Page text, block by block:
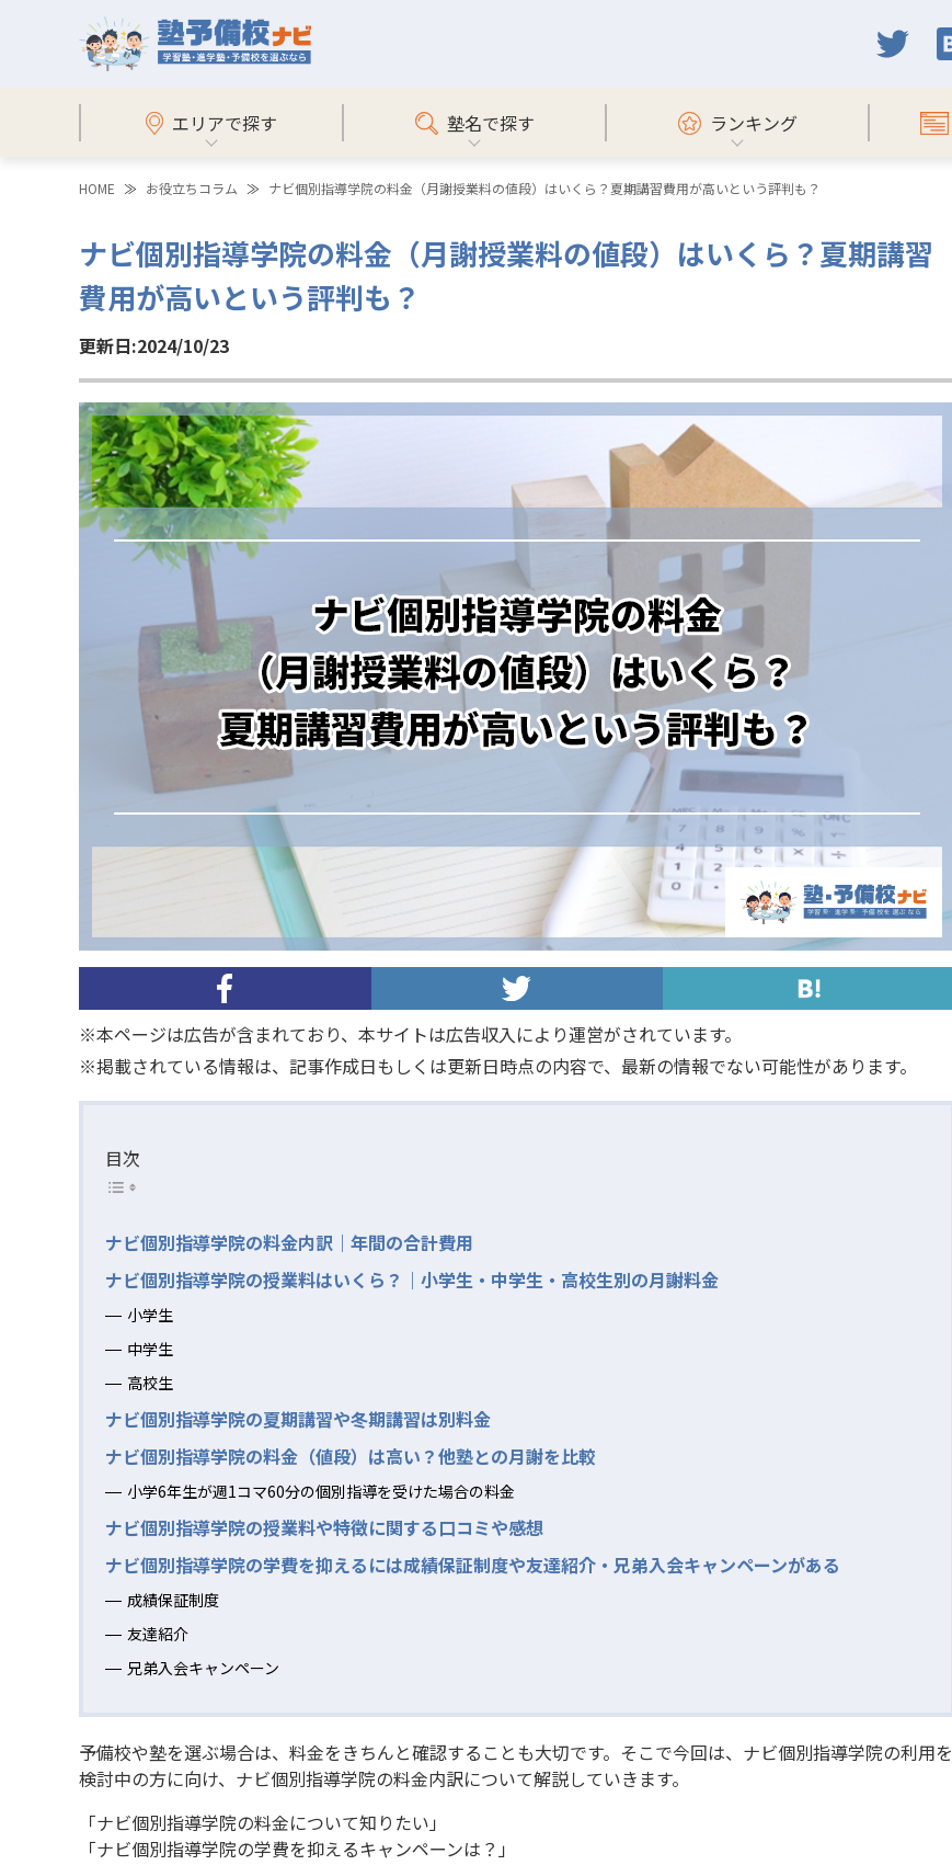
エリアで探す 塾名で探す ランキング
HOME お役立ちコラム ナビ個別指導学院の料金（月謝授業料の値段）はいくら？夏期講習費用が高いという評判も？
ナビ個別指導学院の料金（月謝授業料の値段）はいくら？夏期講習
費用が高いという評判も？
更新日:2024/10/23
※本ページは広告が含まれており、本サイトは広告収入により運営がされています。
※掲載されている情報は、記事作成日もしくは更新日時点の内容で、最新の情報でない可能性があります。
目次
ナビ個別指導学院の料金内訳｜年間の合計費用
ナビ個別指導学院の授業料はいくら？｜小学生・中学生・高校生別の月謝料金
小学生
中学生
高校生
ナビ個別指導学院の夏期講習や冬期講習は別料金
ナビ個別指導学院の料金（値段）は高い？他塾との月謝を比較
小学6年生が週1コマ60分の個別指導を受けた場合の料金
ナビ個別指導学院の授業料や特徴に関する口コミや感想
ナビ個別指導学院の学費を抑えるには成績保証制度や友達紹介・兄弟入会キャンペーンがある
成績保証制度
友達紹介
兄弟入会キャンペーン
予備校や塾を選ぶ場合は、料金をきちんと確認することも大切です。そこで今回は、ナビ個別指導学院の利用を
検討中の方に向け、ナビ個別指導学院の料金内訳について解説していきます。
「ナビ個別指導学院の料金について知りたい」
「ナビ個別指導学院の学費を抑えるキャンペーンは？」